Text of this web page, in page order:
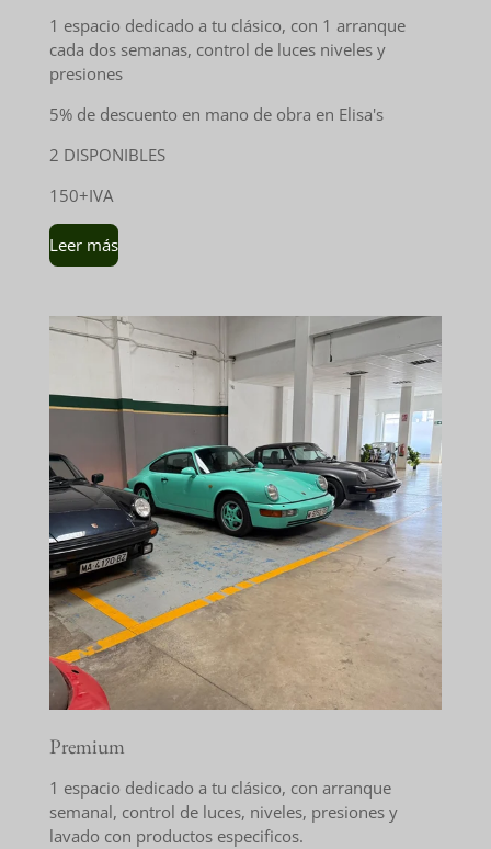
1 espacio dedicado a tu clásico, con 1 arranque
cada dos semanas, control de luces niveles y
presiones
5% de descuento en mano de obra en Elisa's
2 DISPONIBLES
150+IVA
Leer más
Premium
1 espacio dedicado a tu clásico, con arranque
semanal, control de luces, niveles, presiones y
lavado con productos especificos.